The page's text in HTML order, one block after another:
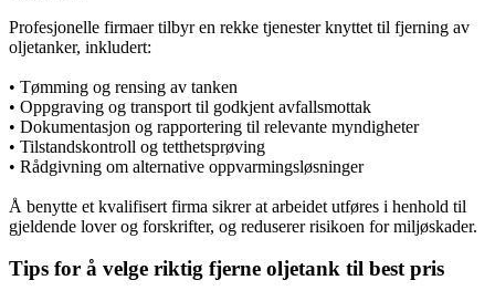
Profesjonelle firmaer tilbyr en rekke tjenester knyttet til fjerning av
oljetanker, inkludert:
• Tømming og rensing av tanken
• Oppgraving og transport til godkjent avfallsmottak
• Dokumentasjon og rapportering til relevante myndigheter
• Tilstandskontroll og tetthetsprøving
• Rådgivning om alternative oppvarmingsløsninger
Å benytte et kvalifisert firma sikrer at arbeidet utføres i henhold til
gjeldende lover og forskrifter, og reduserer risikoen for miljøskader.
Tips for å velge riktig fjerne oljetank til best pris